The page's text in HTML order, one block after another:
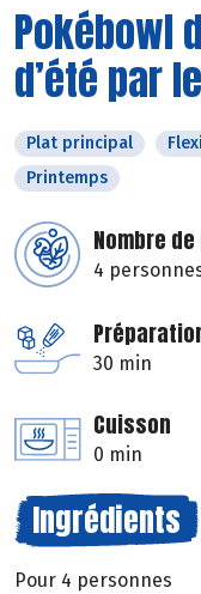
Pokébowl
d’été par
Plat principal
Printemps
Nombre
4
30 min
Cuisson
0 min
Ingrédients
Pour 4 personnes